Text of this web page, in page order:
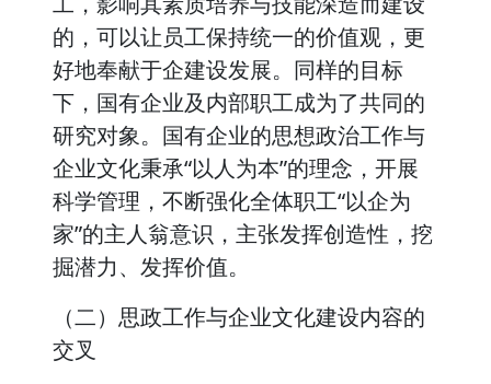
的，可以让员工保持统一的价值观，更
好地奉献于企建设发展。同样的目标
下，国有企业及内部职工成为了共同的
研究对象。国有企业的思想政治工作与
企业文化秉承“以人为本”的理念，开展
科学管理，不断强化全体职工“以企为
家”的主人翁意识，主张发挥创造性，挖
掘潜力、发挥价值。
（二）思政工作与企业文化建设内容的
交叉